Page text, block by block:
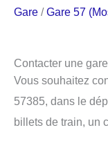
Gare /Gare 57
Contacter une
Vous souhaitez
57385, dans le
billets de train, un